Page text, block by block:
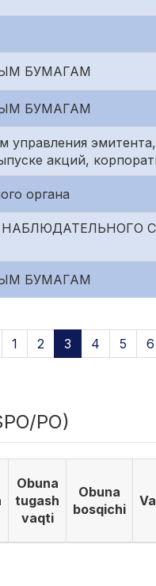
БУМАГАМ
БУМАГАМ
акций,
органа
БУМАГАМ
1 2 3 4 5 6
PO)
Obuna
tugash
vaqti
Obuna
bosqichi